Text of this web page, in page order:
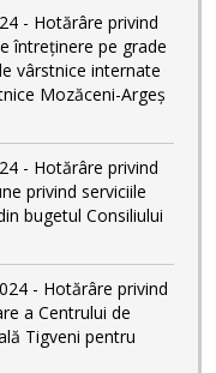
- Hotărâre privind
întreţinere pe grade
vârstnice internate
Mozăceni-Argeș
- Hotărâre privind
privind serviciile
bugetul Consiliului
- Hotărâre privind
a Centrului de
Tigveni pentru